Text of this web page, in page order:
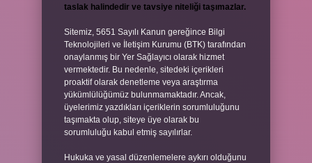
taslak halindedir ve tavsiye niteliği taşımazlar.
Sitemiz, 5651 Sayılı Kanun gereğince Bilgi
Teknolojileri ve İletişim Kurumu (BTK) tarafından
onaylanmış bir Yer Sağlayıcı olarak hizmet
vermektedir. Bu nedenle, sitedeki içerikleri
proaktif olarak denetleme veya araştırma
yükümlülüğümüz bulunmamaktadır. Ancak,
üyelerimiz yazdıkları içeriklerin sorumluluğunu
taşımakta olup, siteye üye olarak bu
sorumluluğu kabul etmiş sayılırlar.
Hukuka ve yasal düzenlemelere aykırı olduğunu